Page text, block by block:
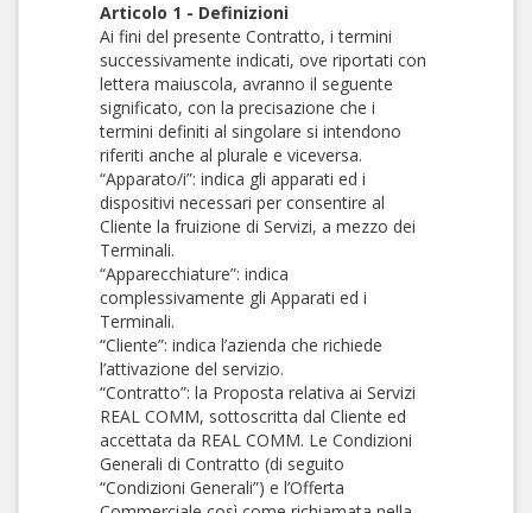
Articolo 1 - Definizioni
Ai fini del presente Contratto, i termini
successivamente indicati, ove riportati con
lettera maiuscola, avranno il seguente
significato, con la precisazione che i
termini definiti al singolare si intendono
riferiti anche al plurale e viceversa.
“Apparato/i”: indica gli apparati ed i
dispositivi necessari per consentire al
Cliente la fruizione di Servizi, a mezzo dei
Terminali.
“Apparecchiature”: indica
complessivamente gli Apparati ed i
Terminali.
“Cliente”: indica l’azienda che richiede
l’attivazione del servizio.
“Contratto”: la Proposta relativa ai Servizi
REAL COMM, sottoscritta dal Cliente ed
accettata da REAL COMM. Le Condizioni
Generali di Contratto (di seguito
“Condizioni Generali”) e l’Offerta